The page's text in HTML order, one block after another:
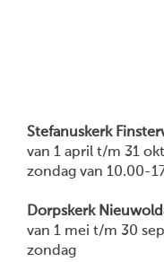
Stefanuskerk
van 1 april t/m 31
zondag van 10.00-
Dorpskerk
van 1 mei t/m 30
zondag